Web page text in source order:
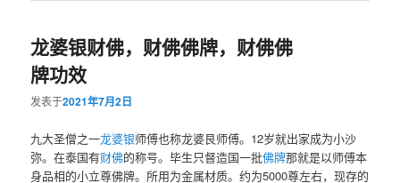
龙婆银财佛，财佛佛牌，财佛佛
牌功效
发表于2021年7月2日
九大圣僧之一龙婆银师傅也称龙婆艮师傅。12岁就出家成为小沙
弥。在泰国有财佛的称号。毕生只督造国一批佛牌那就是以师傅本
身品相的小立尊佛牌。所用为金属材质。约为5000尊左右，现存的